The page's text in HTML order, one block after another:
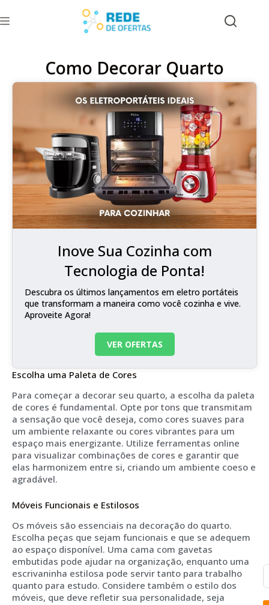
Como Decorar Quarto
Inove Sua Cozinha com
Tecnologia de Ponta!
Descubra os últimos lançamentos em eletro portáteis
que transformam a maneira como você cozinha e vive.
Aproveite Agora!
VER OFERTAS
Escolha uma Paleta de Cores
Para começar a decorar seu quarto, a escolha da paleta
de cores é fundamental. Opte por tons que transmitam
a sensação que você deseja, como cores suaves para
um ambiente relaxante ou cores vibrantes para um
espaço mais energizante. Utilize ferramentas online
para visualizar combinações de cores e garantir que
elas harmonizem entre si, criando um ambiente coeso e
agradável.
Móveis Funcionais e Estilosos
Os móveis são essenciais na decoração do quarto.
Escolha peças que sejam funcionais e que se adequem
ao espaço disponível. Uma cama com gavetas
embutidas pode ajudar na organização, enquanto uma
escrivaninha estilosa pode servir tanto para trabalho
quanto para estudo. Considere também o estilo dos
móveis, que deve refletir sua personalidade, seja